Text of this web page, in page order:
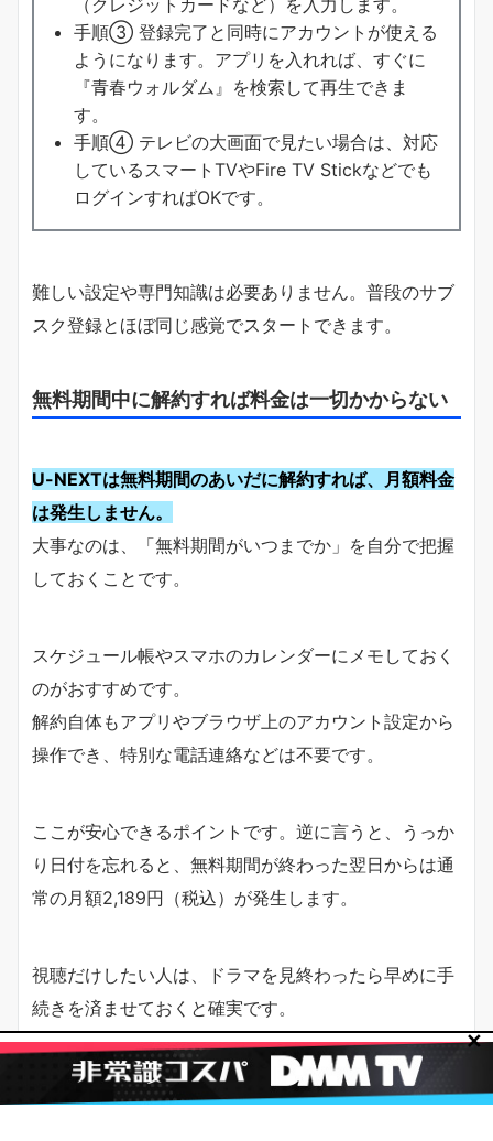
手順③ 登録完了と同時にアカウントが使える
ようになります。アプリを入れれば、すぐに
『青春ウォルダム』を検索して再生できま
す。
手順④ テレビの大画面で見たい場合は、対応
しているスマートTVやFire TV Stickなどでも
ログインすればOKです。
難しい設定や専門知識は必要ありません。普段のサブ
スク登録とほぼ同じ感覚でスタートできます。
無料期間中に解約すれば料金は一切かからない
U-NEXTは無料期間のあいだに解約すれば、月額料金
は発生しません。
大事なのは、「無料期間がいつまでか」を自分で把握
しておくことです。
スケジュール帳やスマホのカレンダーにメモしておく
のがおすすめです。
解約自体もアプリやブラウザ上のアカウント設定から
操作でき、特別な電話連絡などは不要です。
ここが安心できるポイントです。逆に言うと、うっか
り日付を忘れると、無料期間が終わった翌日からは通
常の月額2,189円（税込）が発生します。
視聴だけしたい人は、ドラマを見終わったら早めに手
続きを済ませておくと確実です。
無料体験でも600円分のポイントがもらえる
✕